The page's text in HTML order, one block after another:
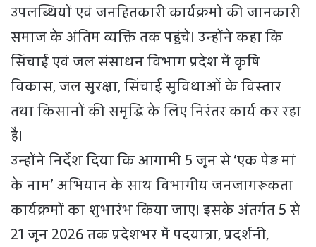
उपलब्धियों एवं जनहितकारी कार्यक्रमों की जानकारी
समाज के अंतिम व्यक्ति तक पहुंचे। उन्होंने कहा कि
सिंचाई एवं जल संसाधन विभाग प्रदेश में कृषि
विकास, जल सुरक्षा, सिंचाई सुविधाओं के विस्तार
तथा किसानों की समृद्धि के लिए निरंतर कार्य कर रहा
है।
उन्होंने निर्देश दिया कि आगामी 5 जून से ‘एक पेड़ मां
के नाम’ अभियान के साथ विभागीय जनजागरूकता
कार्यक्रमों का शुभारंभ किया जाए। इसके अंतर्गत 5 से
21 जून 2026 तक प्रदेशभर में पदयात्रा, प्रदर्शनी,